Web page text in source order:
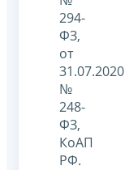
294-
ФЗ,
от
31.07.2020
№
248-
ФЗ,
КоАП
РФ.